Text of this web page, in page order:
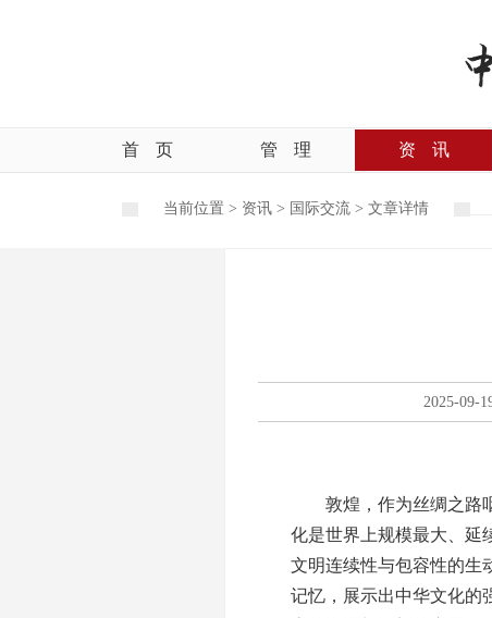
首 页 管 理 资 讯
当前位置 > 资讯 > 国际交流 > 文章详情
2025-09-
敦煌，作为丝绸之路咽
化是世界上规模最大、延
文明连续性与包容性的生
记忆，展示出中华文化的